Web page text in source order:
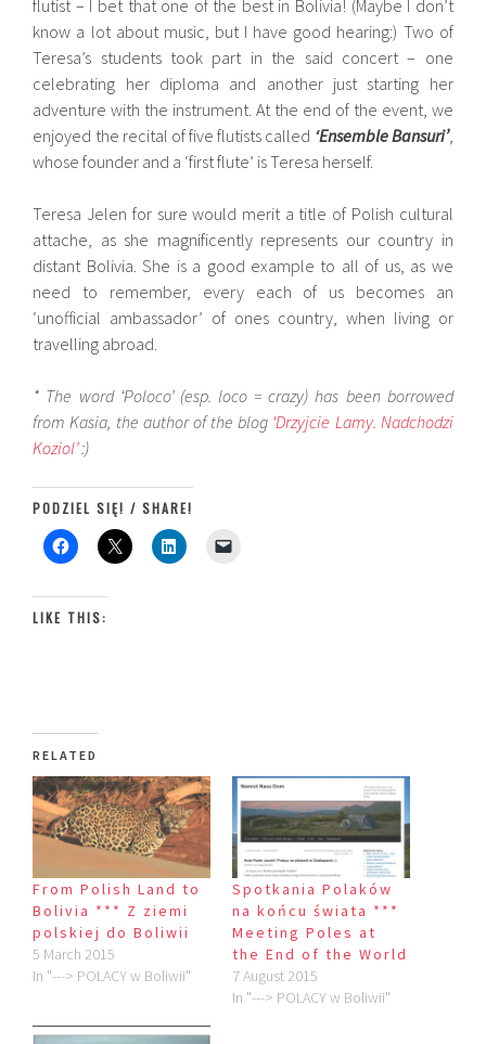
flutist – I bet that one of the best in Bolivia! (Maybe I don’t
know a lot about music, but I have good hearing:) Two of
Teresa’s students took part in the said concert – one
celebrating her diploma and another just starting her
adventure with the instrument. At the end of the event, we
enjoyed the recital of five flutists called ‘Ensemble Bansuri’,
whose founder and a ‘first flute’ is Teresa herself.
Teresa Jelen for sure would merit a title of Polish cultural
attache, as she magnificently represents our country in
distant Bolivia. She is a good example to all of us, as we
need to remember, every each of us becomes an
‘unofficial ambassador’ of ones country, when living or
travelling abroad.
* The word ‘Poloco’ (esp. loco = crazy) has been borrowed
from Kasia, the author of the blog ‘Drzyjcie Lamy. Nadchodzi
Koziol’:)
PODZIEL SIĘ! / SHARE!
LIKE THIS:
RELATED
From Polish Land to
Bolivia *** Z ziemi
polskiej do Boliwii
5 March 2015
In "---> POLACY w Boliwii"
Spotkania Polaków
na końcu świata ***
Meeting Poles at
the End of the World
7 August 2015
In "---> POLACY w Boliwii"